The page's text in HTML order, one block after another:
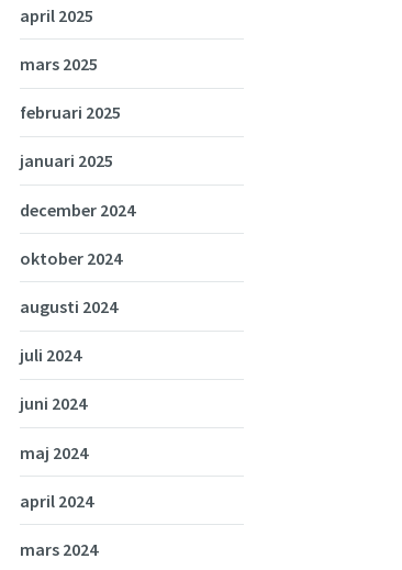
april 2025
mars 2025
februari 2025
januari 2025
december 2024
oktober 2024
augusti 2024
juli 2024
juni 2024
maj 2024
april 2024
mars 2024